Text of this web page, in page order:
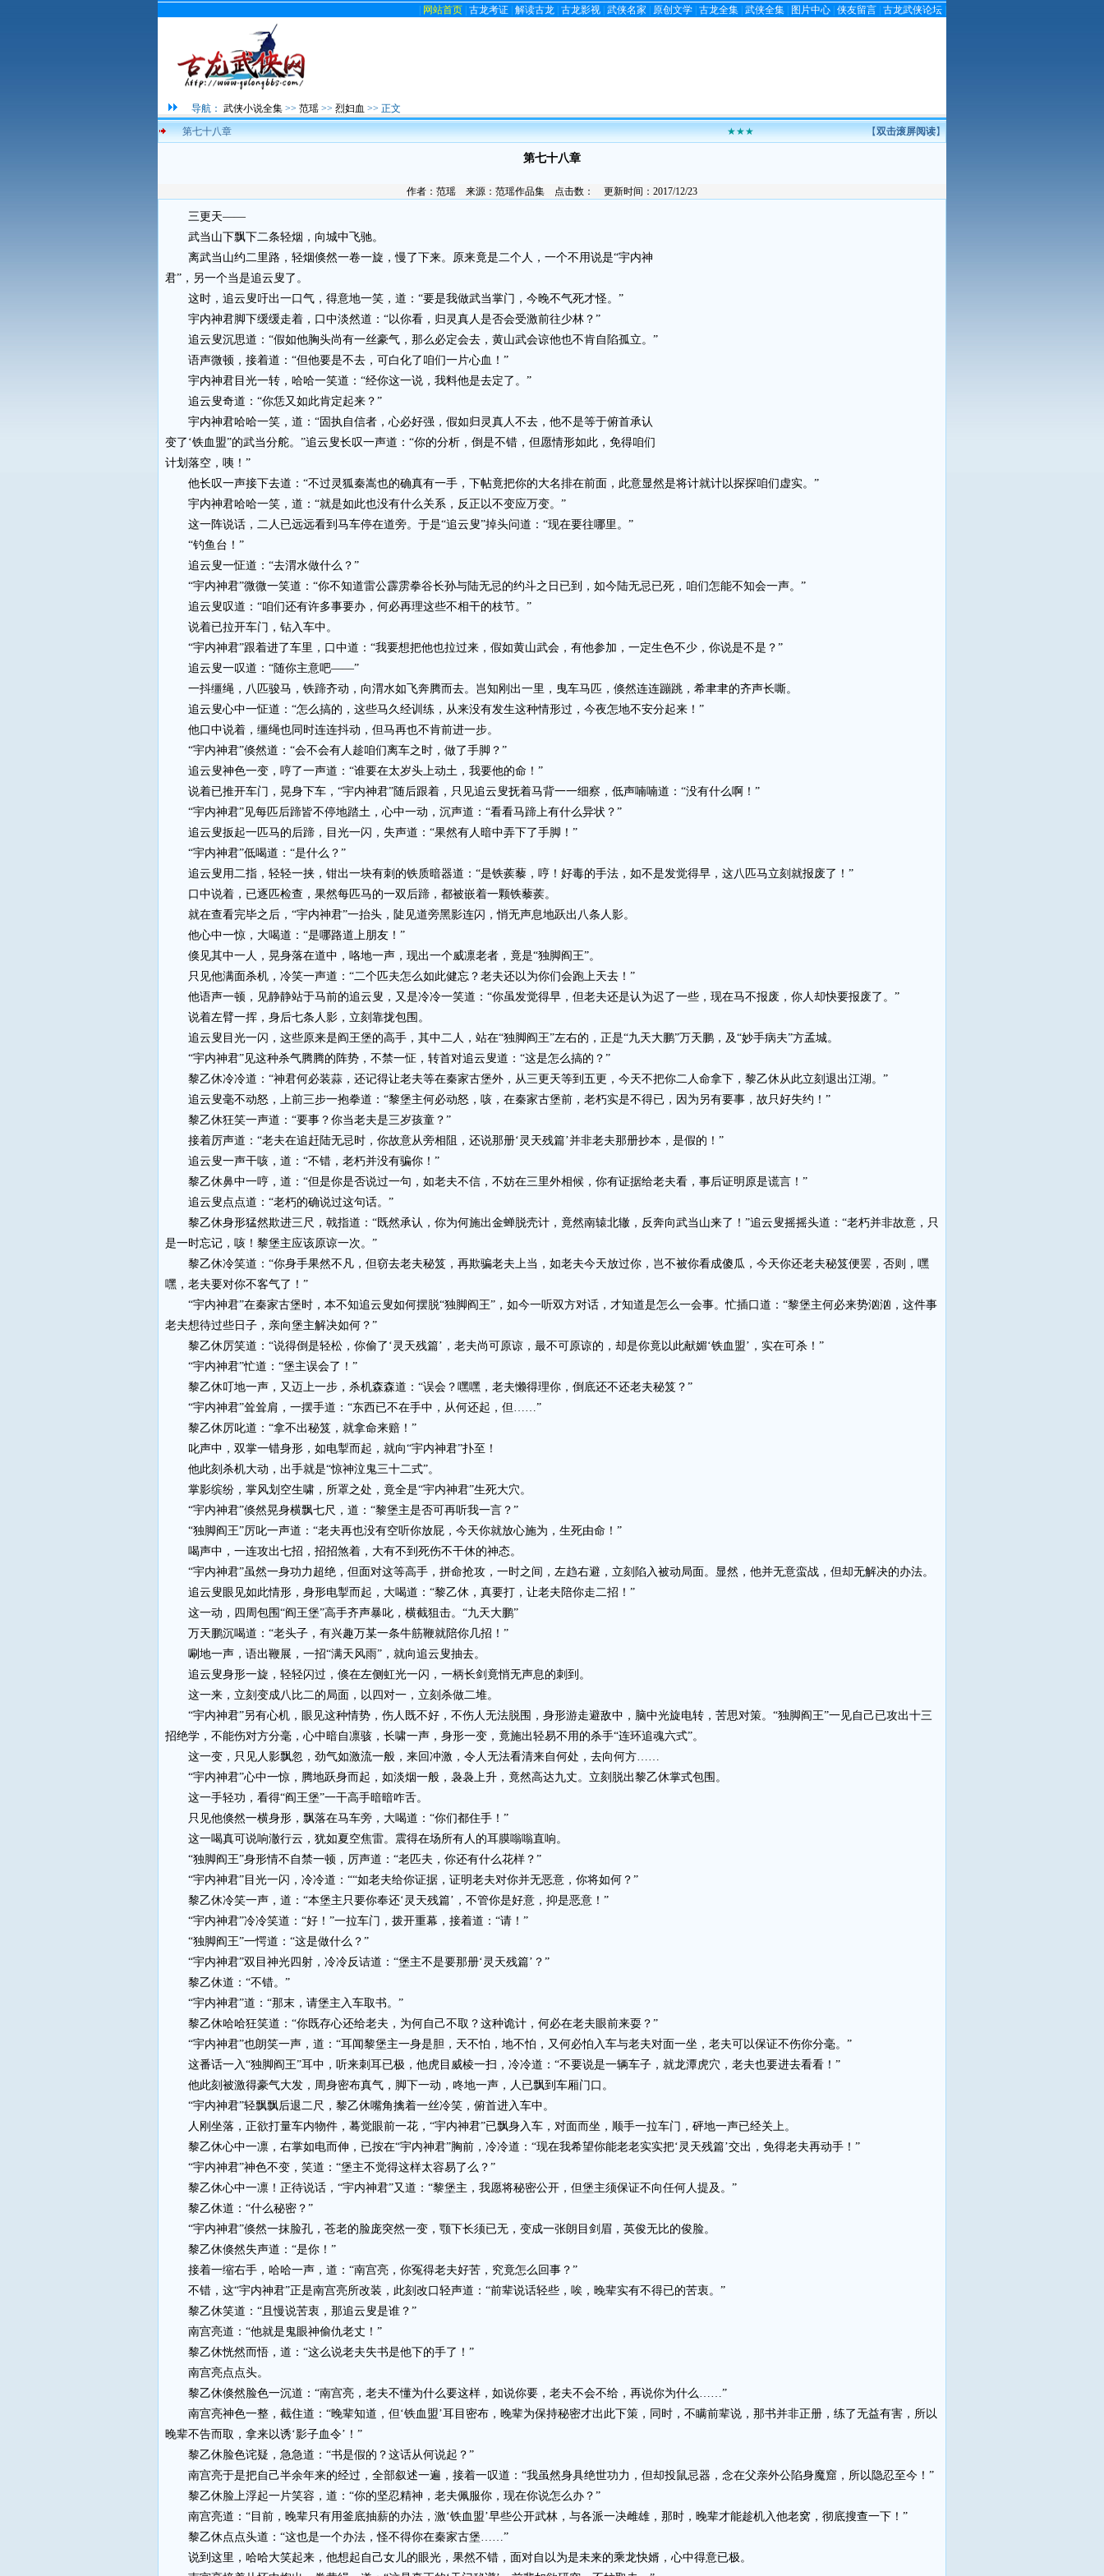
网站首页 古龙考证 解读古龙 古龙影视 武侠名家 原创文学 古龙全集 武侠全集 图片中心 侠友留言 古龙武侠论坛
导航： 武侠小说全集 >> 范瑶 >> 烈妇血 >> 正文
第七十八章
★★★ 【双击滚屏阅读】
第七十八章
作者： 范瑶 来源： 范瑶作品集 点击数： 更新时间：2017/12/23
三更天——
武当山下飘下二条轻烟，向城中飞驰。
离武当山约二里路，轻烟倏然一卷一旋，慢了下来。原来竟是二个人，一个不用说是“宇内神
君”，另一个当是追云叟了。
这时，追云叟吁出一口气，得意地一笑，道：“要是我做武当掌门，今晚不气死才怪。”
宇内神君脚下缓缓走着，口中淡然道：“以你看，归灵真人是否会受激前往少林？”
追云叟沉思道：“假如他胸头尚有一丝豪气，那么必定会去，黄山武会谅他也不肯自陷孤立。”
语声微顿，接着道：“但他要是不去，可白化了咱们一片心血！”
宇内神君目光一转，哈哈一笑道：“经你这一说，我料他是去定了。”
追云叟奇道：“你恁又如此肯定起来？”
宇内神君哈哈一笑，道：“固执自信者，心必好强，假如归灵真人不去，他不是等于俯首承认
变了‘铁血盟”的武当分舵。”追云叟长叹一声道：“你的分析，倒是不错，但愿情形如此，免得咱们
计划落空，咦！”
他长叹一声接下去道：“不过灵狐秦嵩也的确真有一手，下帖竟把你的大名排在前面，此意显然是将计就计以探探咱们虚实。”
宇内神君哈哈一笑，道：“就是如此也没有什么关系，反正以不变应万变。”
这一阵说话，二人已远远看到马车停在道旁。于是“追云叟”掉头问道：“现在要往哪里。”
“钓鱼台！”
追云叟一怔道：“去渭水做什么？”
“宇内神君”微微一笑道：“你不知道雷公霹雳拳谷长孙与陆无忌的约斗之日已到，如今陆无忌已死，咱们怎能不知会一声。”
追云叟叹道：“咱们还有许多事要办，何必再理这些不相干的枝节。”
说着已拉开车门，钻入车中。
“宇内神君”跟着进了车里，口中道：“我要想把他也拉过来，假如黄山武会，有他参加，一定生色不少，你说是不是？”
追云叟一叹道：“随你主意吧——”
一抖缰绳，八匹骏马，铁蹄齐动，向渭水如飞奔腾而去。岂知刚出一里，曳车马匹，倏然连连蹦跳，希聿聿的齐声长嘶。
追云叟心中一怔道：“怎么搞的，这些马久经训练，从来没有发生这种情形过，今夜怎地不安分起来！”
他口中说着，缰绳也同时连连抖动，但马再也不肯前进一步。
“宇内神君”倏然道：“会不会有人趁咱们离车之时，做了手脚？”
追云叟神色一变，哼了一声道：“谁要在太岁头上动土，我要他的命！”
说着已推开车门，晃身下车，“宇内神君”随后跟着，只见追云叟抚着马背一一细察，低声喃喃道：“没有什么啊！”
“宇内神君”见每匹后蹄皆不停地踏土，心中一动，沉声道：“看看马蹄上有什么异状？”
追云叟扳起一匹马的后蹄，目光一闪，失声道：“果然有人暗中弄下了手脚！”
“宇内神君”低喝道：“是什么？”
追云叟用二指，轻轻一挟，钳出一块有刺的铁质暗器道：“是铁蒺藜，哼！好毒的手法，如不是发觉得早，这八匹马立刻就报废了！”
口中说着，已逐匹检查，果然每匹马的一双后蹄，都被嵌着一颗铁藜蒺。
就在查看完毕之后，“宇内神君”一抬头，陡见道旁黑影连闪，悄无声息地跃出八条人影。
他心中一惊，大喝道：“是哪路道上朋友！”
倏见其中一人，晃身落在道中，咯地一声，现出一个威凛老者，竟是“独脚阎王”。
只见他满面杀机，冷笑一声道：“二个匹夫怎么如此健忘？老夫还以为你们会跑上天去！”
他语声一顿，见静静站于马前的追云叟，又是冷冷一笑道：“你虽发觉得早，但老夫还是认为迟了一些，现在马不报废，你人却快要报废了。”
说着左臂一挥，身后七条人影，立刻靠拢包围。
追云叟目光一闪，这些原来是阎王堡的高手，其中二人，站在“独脚阎王”左右的，正是“九天大鹏”万天鹏，及“妙手病夫”方孟城。
“宇内神君”见这种杀气腾腾的阵势，不禁一怔，转首对追云叟道：“这是怎么搞的？”
黎乙休冷冷道：“神君何必装蒜，还记得让老夫等在秦家古堡外，从三更天等到五更，今天不把你二人命拿下，黎乙休从此立刻退出江湖。”
追云叟毫不动怒，上前三步一抱拳道：“黎堡主何必动怒，咳，在秦家古堡前，老朽实是不得已，因为另有要事，故只好失约！”
黎乙休狂笑一声道：“要事？你当老夫是三岁孩童？”
接着厉声道：“老夫在追赶陆无忌时，你故意从旁相阻，还说那册‘灵天残篇’并非老夫那册抄本，是假的！”
追云叟一声干咳，道：“不错，老朽并没有骗你！”
黎乙休鼻中一哼，道：“但是你是否说过一句，如老夫不信，不妨在三里外相候，你有证据给老夫看，事后证明原是谎言！”
追云叟点点道：“老朽的确说过这句话。”
黎乙休身形猛然欺进三尺，戟指道：“既然承认，你为何施出金蝉脱壳计，竟然南辕北辙，反奔向武当山来了！”追云叟摇摇头道：“老朽并非故意，只
是一时忘记，咳！黎堡主应该原谅一次。”
黎乙休冷笑道：“你身手果然不凡，但窃去老夫秘笈，再欺骗老夫上当，如老夫今天放过你，岂不被你看成傻瓜，今天你还老夫秘笈便罢，否则，嘿
嘿，老夫要对你不客气了！”
“宇内神君”在秦家古堡时，本不知追云叟如何摆脱“独脚阎王”，如今一听双方对话，才知道是怎么一会事。忙插口道：“黎堡主何必来势汹汹，这件事
老夫想待过些日子，亲向堡主解决如何？”
黎乙休厉笑道：“说得倒是轻松，你偷了‘灵天残篇’，老夫尚可原谅，最不可原谅的，却是你竟以此献媚‘铁血盟’，实在可杀！”
“宇内神君”忙道：“堡主误会了！”
黎乙休叮地一声，又迈上一步，杀机森森道：“误会？嘿嘿，老夫懒得理你，倒底还不还老夫秘笈？”
“宇内神君”耸耸肩，一摆手道：“东西已不在手中，从何还起，但……”
黎乙休厉叱道：“拿不出秘笈，就拿命来赔！”
叱声中，双掌一错身形，如电掣而起，就向“宇内神君”扑至！
他此刻杀机大动，出手就是“惊神泣鬼三十二式”。
掌影缤纷，掌风划空生啸，所罩之处，竟全是“宇内神君”生死大穴。
“宇内神君”倏然晃身横飘七尺，道：“黎堡主是否可再听我一言？”
“独脚阎王”厉叱一声道：“老夫再也没有空听你放屁，今天你就放心施为，生死由命！”
喝声中，一连攻出七招，招招煞着，大有不到死伤不干休的神态。
“宇内神君”虽然一身功力超绝，但面对这等高手，拼命抢攻，一时之间，左趋右避，立刻陷入被动局面。显然，他并无意蛮战，但却无解决的办法。
追云叟眼见如此情形，身形电掣而起，大喝道：“黎乙休，真要打，让老夫陪你走二招！”
这一动，四周包围“阎王堡”高手齐声暴叱，横截狙击。“九天大鹏”
万天鹏沉喝道：“老头子，有兴趣万某一条牛筋鞭就陪你几招！”
唰地一声，语出鞭展，一招“满天风雨”，就向追云叟抽去。
追云叟身形一旋，轻轻闪过，倏在左侧虹光一闪，一柄长剑竟悄无声息的刺到。
这一来，立刻变成八比二的局面，以四对一，立刻杀做二堆。
“宇内神君”另有心机，眼见这种情势，伤人既不好，不伤人无法脱围，身形游走避敌中，脑中光旋电转，苦思对策。“独脚阎王”一见自己已攻出十三
招绝学，不能伤对方分毫，心中暗自凛骇，长啸一声，身形一变，竟施出轻易不用的杀手“连环追魂六式”。
这一变，只见人影飘忽，劲气如激流一般，来回冲激，令人无法看清来自何处，去向何方……
“宇内神君”心中一惊，腾地跃身而起，如淡烟一般，袅袅上升，竟然高达九丈。立刻脱出黎乙休掌式包围。
这一手轻功，看得“阎王堡”一干高手暗暗咋舌。
只见他倏然一横身形，飘落在马车旁，大喝道：“你们都住手！”
这一喝真可说响澈行云，犹如夏空焦雷。震得在场所有人的耳膜嗡嗡直响。
“独脚阎王”身形情不自禁一顿，厉声道：“老匹夫，你还有什么花样？”
“宇内神君”目光一闪，冷冷道：““如老夫给你证据，证明老夫对你并无恶意，你将如何？”
黎乙休冷笑一声，道：“本堡主只要你奉还‘灵天残篇’，不管你是好意，抑是恶意！”
“宇内神君”冷冷笑道：“好！”一拉车门，拨开重幕，接着道：“请！”
“独脚阎王”一愕道：“这是做什么？”
“宇内神君”双目神光四射，冷冷反诘道：“堡主不是要那册‘灵天残篇’？”
黎乙休道：“不错。”
“宇内神君”道：“那末，请堡主入车取书。”
黎乙休哈哈狂笑道：“你既存心还给老夫，为何自己不取？这种诡计，何必在老夫眼前来耍？”
“宇内神君”也朗笑一声，道：“耳闻黎堡主一身是胆，天不怕，地不怕，又何必怕入车与老夫对面一坐，老夫可以保证不伤你分毫。”
这番话一入“独脚阎王”耳中，听来刺耳已极，他虎目威棱一扫，冷冷道：“不要说是一辆车子，就龙潭虎穴，老夫也要进去看看！”
他此刻被激得豪气大发，周身密布真气，脚下一动，咚地一声，人已飘到车厢门口。
“宇内神君”轻飘飘后退二尺，黎乙休嘴角擒着一丝冷笑，俯首进入车中。
人刚坐落，正欲打量车内物件，蓦觉眼前一花，“宇内神君”已飘身入车，对面而坐，顺手一拉车门，砰地一声已经关上。
黎乙休心中一凛，右掌如电而伸，已按在“宇内神君”胸前，冷冷道：“现在我希望你能老老实实把‘灵天残篇’交出，免得老夫再动手！”
“宇内神君”神色不变，笑道：“堡主不觉得这样太容易了么？”
黎乙休心中一凛！正待说话，“宇内神君”又道：“黎堡主，我愿将秘密公开，但堡主须保证不向任何人提及。”
黎乙休道：“什么秘密？”
“宇内神君”倏然一抹脸孔，苍老的脸庞突然一变，颚下长须已无，变成一张朗目剑眉，英俊无比的俊脸。
黎乙休倏然失声道：“是你！”
接着一缩右手，哈哈一声，道：“南宫亮，你冤得老夫好苦，究竟怎么回事？”
不错，这“宇内神君”正是南宫亮所改装，此刻改口轻声道：“前辈说话轻些，唉，晚辈实有不得已的苦衷。”
黎乙休笑道：“且慢说苦衷，那追云叟是谁？”
南宫亮道：“他就是鬼眼神偷仇老丈！”
黎乙休恍然而悟，道：“这么说老夫失书是他下的手了！”
南宫亮点点头。
黎乙休倏然脸色一沉道：“南宫亮，老夫不懂为什么要这样，如说你要，老夫不会不给，再说你为什么……”
南宫亮神色一整，截住道：“晚辈知道，但‘铁血盟’耳目密布，晚辈为保持秘密才出此下策，同时，不瞒前辈说，那书并非正册，练了无益有害，所以
晚辈不告而取，拿来以诱‘影子血令’！”
黎乙休脸色诧疑，急急道：“书是假的？这话从何说起？”
南宫亮于是把自己半余年来的经过，全部叙述一遍，接着一叹道：“我虽然身具绝世功力，但却投鼠忌器，念在父亲外公陷身魔窟，所以隐忍至今！”
黎乙休脸上浮起一片笑容，道：“你的坚忍精神，老夫佩服你，现在你说怎么办？”
南宫亮道：“目前，晚辈只有用釜底抽薪的办法，激‘铁血盟’早些公开武林，与各派一决雌雄，那时，晚辈才能趁机入他老窝，彻底搜查一下！”
黎乙休点点头道：“这也是一个办法，怪不得你在秦家古堡……”
说到这里，哈哈大笑起来，他想起自己女儿的眼光，果然不错，面对自以为是未来的乘龙快婿，心中得意已极。